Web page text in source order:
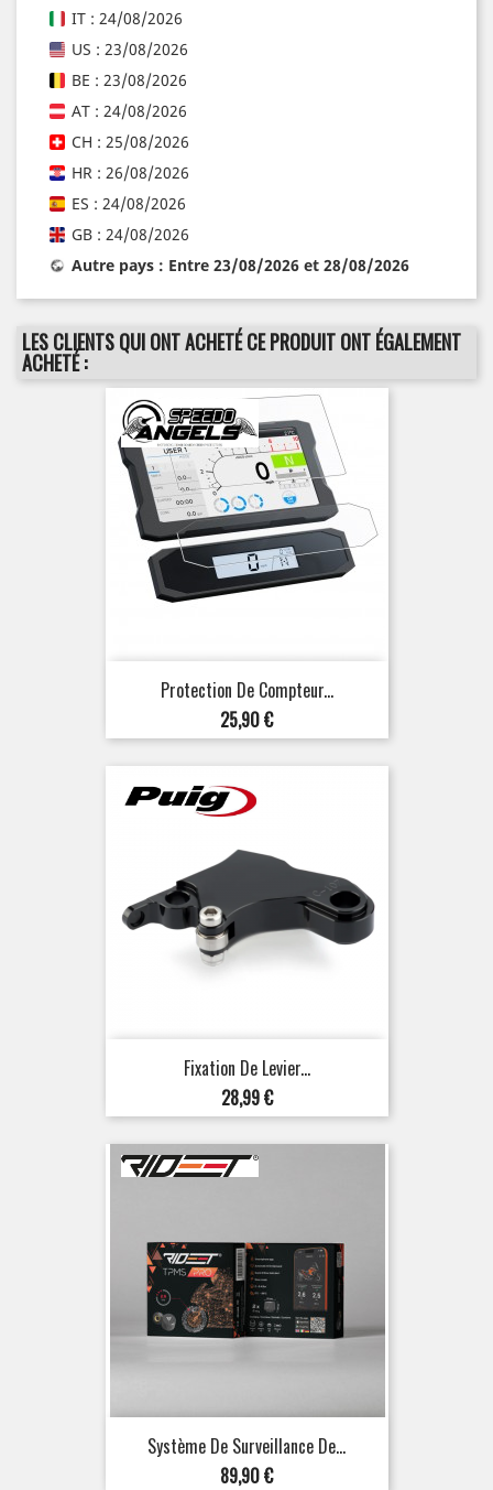
IT : 24/08/2026
US : 23/08/2026
BE : 23/08/2026
AT : 24/08/2026
CH : 25/08/2026
HR : 26/08/2026
ES : 24/08/2026
GB : 24/08/2026
Autre pays : Entre 23/08/2026 et 28/08/2026
LES CLIENTS QUI ONT ACHETÉ CE PRODUIT ONT ÉGALEMENT
ACHETÉ :
Protection De Compteur...
Prix
25,90 €
Fixation De Levier...
Prix
28,99 €
Système De Surveillance De...
Prix
89,90 €